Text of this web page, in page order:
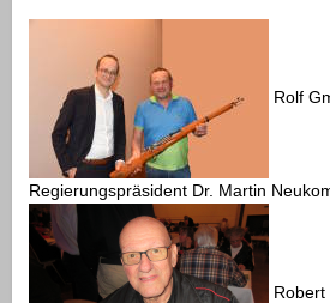
Rolf
Regierungspräsident Dr. Martin
Robert